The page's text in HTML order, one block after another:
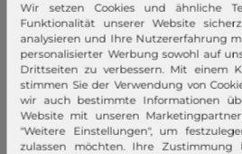
Jobs
Unsere Stores
Mein Konto
Login
Neukunde?
Wir setzen Cookies und ähnliche
Funktionalität unserer Website
analysieren und Ihre Nutzererfahrung
personalisierter Werbung sowohl auf
Drittseiten zu verbessern. Mit einem
stimmen Sie der Verwendung von
wir auch bestimmte Informationen
Website mit unseren
"Weitere Einstellungen", um
zulassen möchten. Ihre